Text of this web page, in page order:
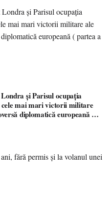
și Parisul ocupația
cele mai mari victorii militare
diplomatică europeană (